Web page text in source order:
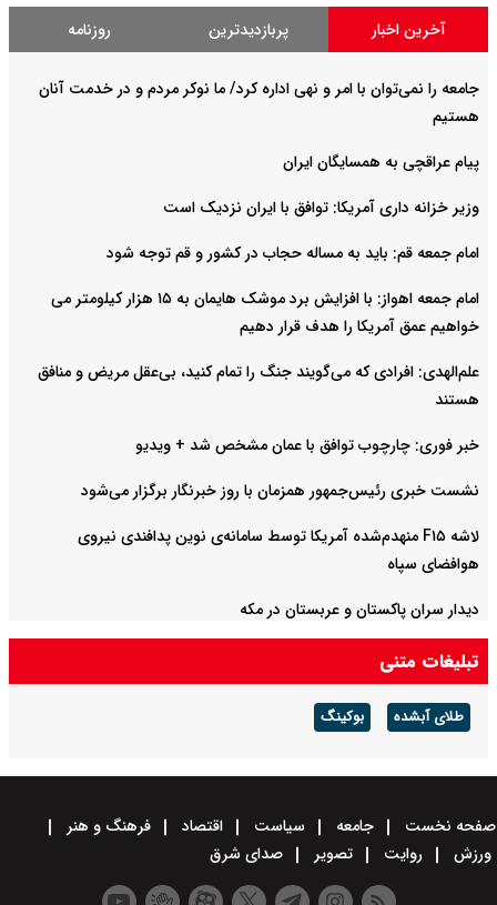
آخرین اخبار پربازدیدترین روزنامه
جامعه را نمی‌توان با امر و نهی اداره کرد/ ما نوکر مردم و در خدمت آنان
هستیم
پیام عراقچی به همسایگان ایران
وزیر خزانه داری آمریکا: توافق با ایران نزدیک است
امام جمعه قم: باید به مساله حجاب در کشور و قم توجه شود
امام‌ جمعه اهواز: با افزایش برد موشک هایمان به ۱۵ هزار کیلومتر می
خواهیم عمق آمریکا را هدف قرار دهیم
علم‌الهدی: افرادی که می‌گویند جنگ را تمام کنید، بی‌عقل مریض و منافق
هستند
خبر فوری: چارچوب توافق با عمان مشخص شد + ویدیو
نشست خبری رئیس‌جمهور همزمان با روز خبرنگار برگزار می‌شود
لاشه F۱۵ منهدم‌شده آمریکا توسط سامانه‌ی نوین پدافندی نیروی
هوافضای سپاه
دیدار سران پاکستان و عربستان در مکه
تبلیغات متنی
طلای آبشده بوکینگ
صفحه نخست جامعه سیاست اقتصاد
فرهنگ و هنر
ورزش
روایت تصویر صدای شرق